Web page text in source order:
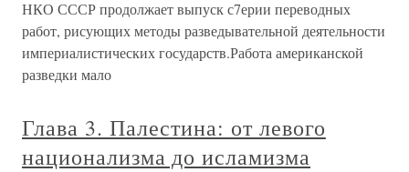
НКО СССР продолжает выпуск с7ерии переводных
работ, рисующих методы разведывательной деятельности
империалистических государств.Работа американской
разведки мало
Глава 3. Палестина: от левого
национализма до исламизма